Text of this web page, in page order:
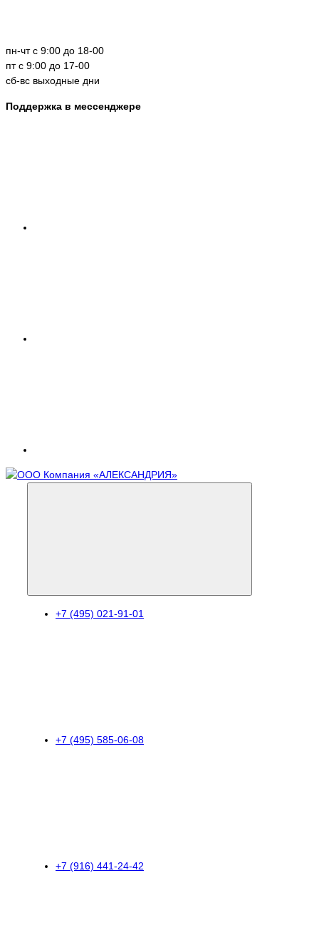
пн-чт с 9:00 до 18-00
пт с 9:00 до 17-00
сб-вс выходные дни
Поддержка в мессенджере
+7 (495) 021-91-01
+7 (495) 585-06-08
+7 (916) 441-24-42